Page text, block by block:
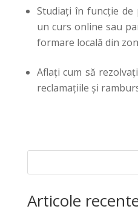
Studiați în funcție de
un curs online sau
formare locală din
Aflați cum să
reclamațiile și
Articole